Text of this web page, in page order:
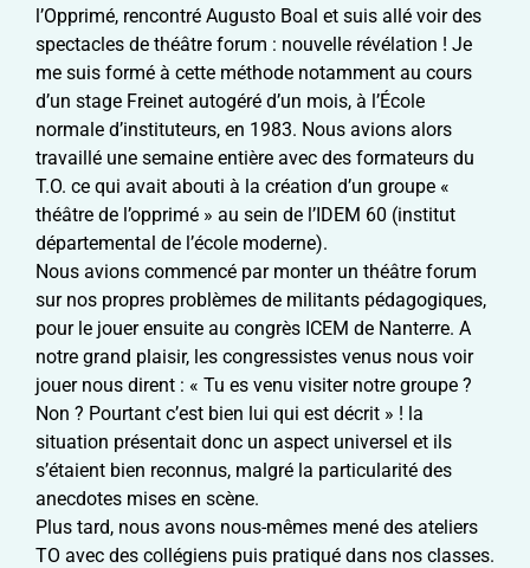
l’Opprimé, rencontré Augusto Boal et suis allé voir des
spectacles de théâtre forum : nouvelle révélation ! Je
me suis formé à cette méthode notamment au cours
d’un stage Freinet autogéré d’un mois, à l’École
normale d’instituteurs, en 1983. Nous avions alors
travaillé une semaine entière avec des formateurs du
T.O. ce qui avait abouti à la création d’un groupe «
théâtre de l’opprimé » au sein de l’IDEM 60 (institut
départemental de l’école moderne).
Nous avions commencé par monter un théâtre forum
sur nos propres problèmes de militants pédagogiques,
pour le jouer ensuite au congrès ICEM de Nanterre. A
notre grand plaisir, les congressistes venus nous voir
jouer nous dirent : « Tu es venu visiter notre groupe ?
Non ? Pourtant c’est bien lui qui est décrit » ! la
situation présentait donc un aspect universel et ils
s’étaient bien reconnus, malgré la particularité des
anecdotes mises en scène.
Plus tard, nous avons nous-mêmes mené des ateliers
TO avec des collégiens puis pratiqué dans nos classes.